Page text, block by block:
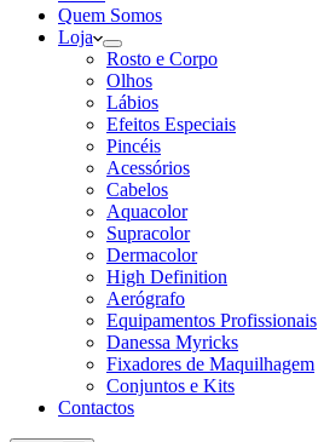
Quem Somos
Loja
Rosto e Corpo
Olhos
Lábios
Efeitos Especiais
Pincéis
Acessórios
Cabelos
Aquacolor
Supracolor
Dermacolor
High Definition
Aerógrafo
Equipamentos Profissionais
Danessa Myricks
Fixadores de Maquilhagem
Conjuntos e Kits
Contactos